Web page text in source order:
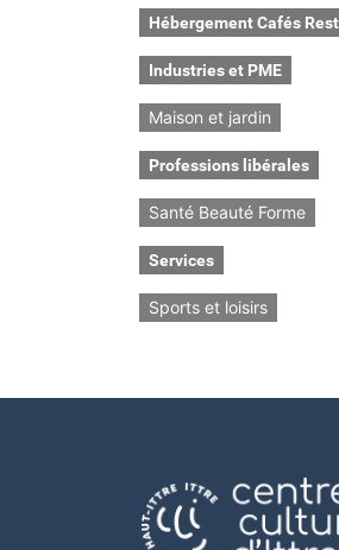
Hébergement Cafés
Industries et PME
Maison et jardin
Professions libérales
Santé Beauté Forme
Services
Sports et loisirs